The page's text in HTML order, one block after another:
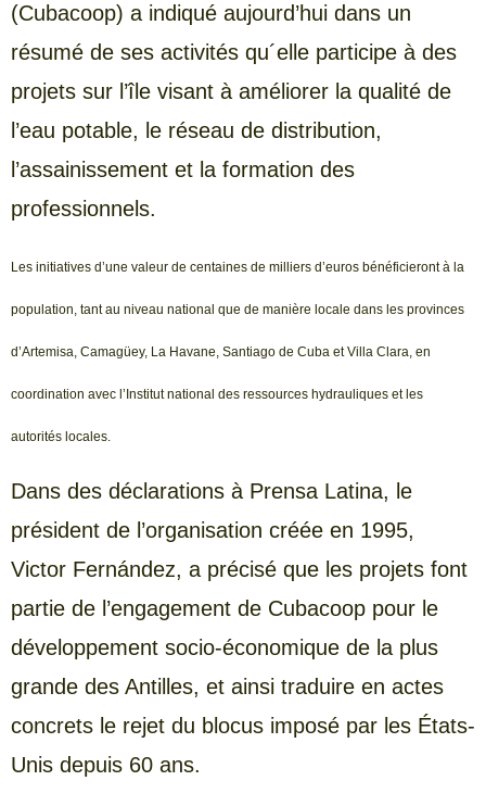
(Cubacoop) a indiqué aujourd’hui dans un
résumé de ses activités qu´elle participe à des
projets sur l’île visant à améliorer la qualité de
l’eau potable, le réseau de distribution,
l’assainissement et la formation des
professionnels.
Les initiatives d’une valeur de centaines de milliers d’euros bénéficieront à la
population, tant au niveau national que de manière locale dans les provinces
d’Artemisa, Camagüey, La Havane, Santiago de Cuba et Villa Clara, en
coordination avec l’Institut national des ressources hydrauliques et les
autorités locales.
Dans des déclarations à Prensa Latina, le
président de l’organisation créée en 1995,
Victor Fernández, a précisé que les projets font
partie de l’engagement de Cubacoop pour le
développement socio-économique de la plus
grande des Antilles, et ainsi traduire en actes
concrets le rejet du blocus imposé par les États-
Unis depuis 60 ans.